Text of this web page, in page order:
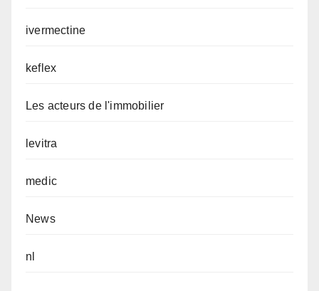
ivermectine
keflex
Les acteurs de l'immobilier
levitra
medic
News
nl